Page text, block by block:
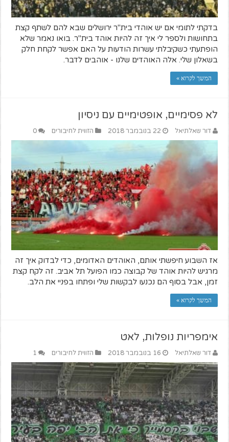
בדקתי לתומי אם יש אוהדי בית"ר ירושלים שבא להם לשתף קצת
בתחושות ולספר לי איך זה להיות אוהד בית"ר. בואו נאמר שלא
הופתעתי כשקיבלתי עשרות הודעות על האם אפשר לקחת חלק
בשאלון שלי. אלה האוהדים שלנו - אוהבים לדבר.
המשך לקרוא »
לא פסימיים, אופטימיים עם ניסיון
דור שאלתיאל 22 בנובמבר 2018 הזווית לחיבורים 0
אז השבוע חיפשתי אותם, האוהדים האדומים, כדי לבדוק איך זה
מרגיש להיות אוהד של קבוצה כמו הפועל תל אביב. זה לקח קצת
זמן, אבל בסוף הם נכנעו לבקשות שלי ופתחו בפניי את הלב.
המשך לקרוא »
אימפריות נופלות, לאט
דור שאלתיאל 16 בנובמבר 2018 הזווית לחיבורים 1